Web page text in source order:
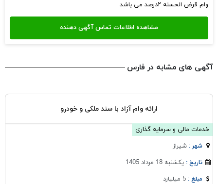
وام قرض الحسنه ۲درصد می باشد
آگهی های مشابه در فارس
ارائه وام آزاد با سند ملکی و خودرو
خدمات مالی و سرمایه گذاری
شهر :شيراز
تاریخ :یکشنبه 18 مرداد 1405
مبلغ :5 میلیارد